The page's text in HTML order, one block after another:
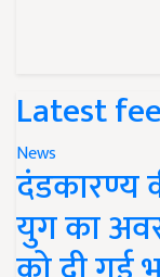
Latest
News
दंडकारण्य
युग का